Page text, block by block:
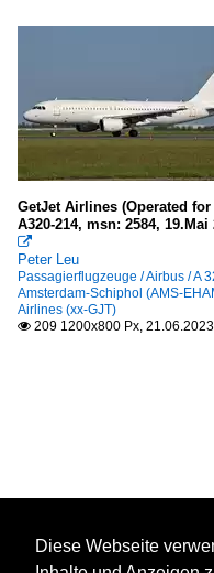
GetJet Airlines (Operated
A320-214, msn: 2584,

Peter Leu
Passagierflugzeuge / Airbus / A
Amsterdam-Schiphol (AMS-
Airlines (xx-GJT)
 209 1200x800 Px, 21.06.2023
Diese Webseite